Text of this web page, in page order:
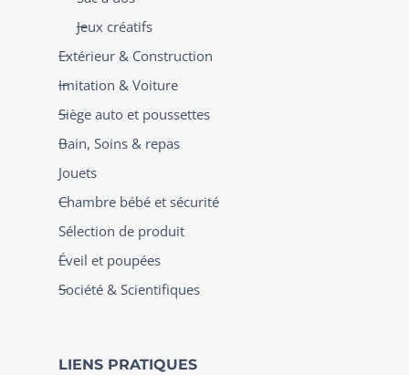
Jeux créatifs
Extérieur & Construction
Imitation & Voiture
Siège auto et poussettes
Bain, Soins & repas
Jouets
Chambre bébé et sécurité
Sélection de produit
Éveil et poupées
Société & Scientifiques
LIENS PRATIQUES